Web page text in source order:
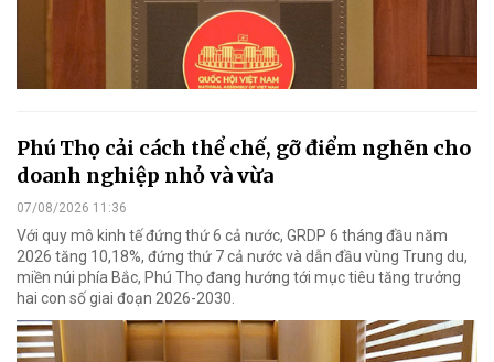
Phú Thọ cải cách thể chế, gỡ điểm nghẽn cho
doanh nghiệp nhỏ và vừa
07/08/2026 11:36
Với quy mô kinh tế đứng thứ 6 cả nước, GRDP 6 tháng đầu năm
2026 tăng 10,18%, đứng thứ 7 cả nước và dẫn đầu vùng Trung du,
miền núi phía Bắc, Phú Thọ đang hướng tới mục tiêu tăng trưởng
hai con số giai đoạn 2026-2030.